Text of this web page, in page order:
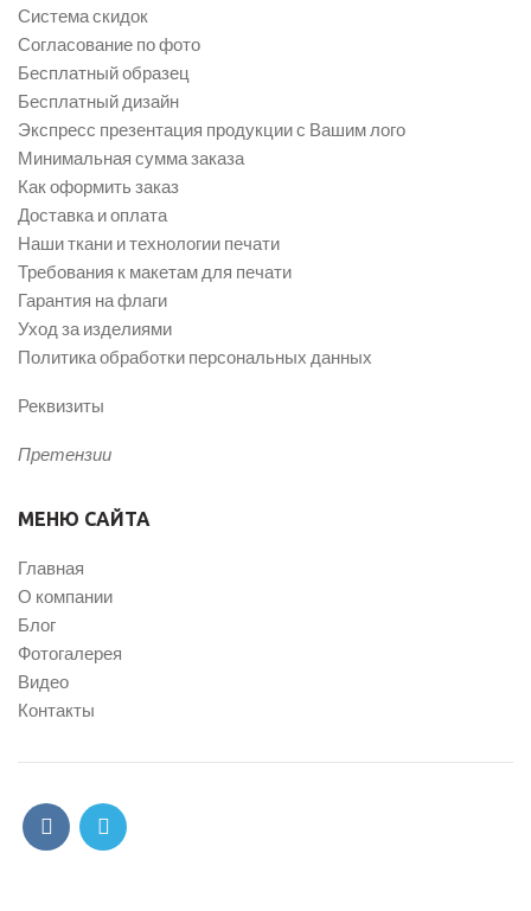
Система скидок
Согласование по фото
Бесплатный образец
Бесплатный дизайн
Экспресс презентация продукции с Вашим лого
Минимальная сумма заказа
Как оформить заказ
Доставка и оплата
Наши ткани и технологии печати
Требования к макетам для печати
Гарантия на флаги
Уход за изделиями
Политика обработки персональных данных
Реквизиты
Претензии
МЕНЮ САЙТА
Главная
О компании
Блог
Фотогалерея
Видео
Контакты